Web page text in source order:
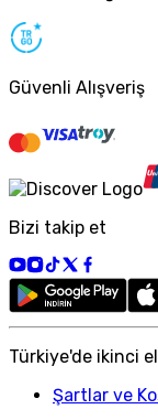
Güvenli Alışveriş
Bizi takip et
Türkiye'de ikinci
Şartlar ve